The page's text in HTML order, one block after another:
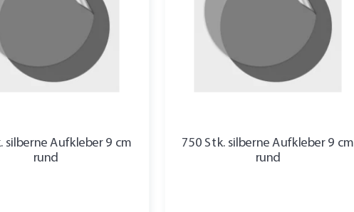
silberne Aufkleber 9 cm
rund
750 Stk. silberne Aufkleber 9 cm
rund